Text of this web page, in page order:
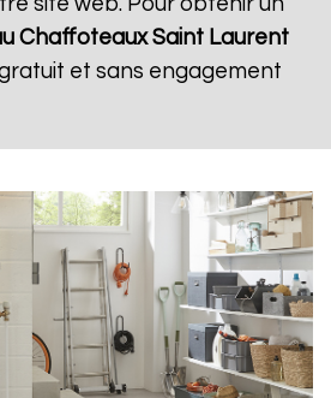
Chaffoteaux Saint Laurent
et sans engagement